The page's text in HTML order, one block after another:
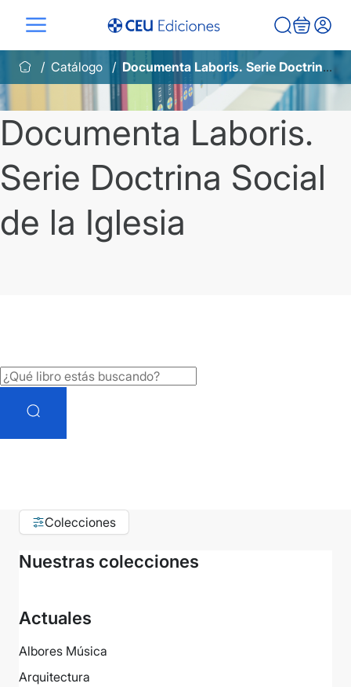
contenido
Catálogo
Documenta Laboris. Serie Doctrina Social de la Iglesia
Documenta Laboris.
Serie Doctrina Social
de la Iglesia
Colecciones
Nuestras colecciones
Actuales
Albores Música
Arquitectura